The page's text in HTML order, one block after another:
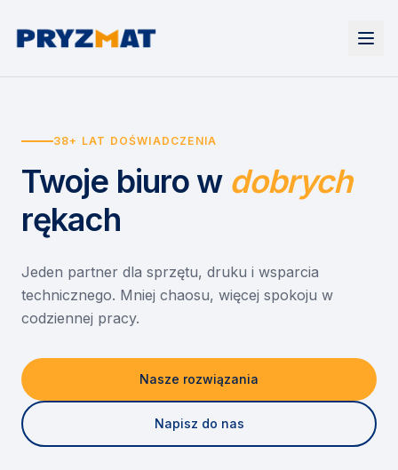
Urządzenia
Drukarki i urządzenia wielofunkcyjne
Etykiety i identyfikacja
Skanery i obieg dokumentów
Monitory interaktywne
Niszczarki dokumentów
Wynajem drukarek
Wynajem urządzeń biurowych
Asystent druku
EZD RP
Misja szkoła
Serwis
O nas
Kontakt
38+ LAT DOŚWIADCZENIA
Twoje biuro w dobrych
rękach
Jeden partner dla sprzętu, druku i wsparcia
technicznego. Mniej chaosu, więcej spokoju w
codziennej pracy.
Nasze rozwiązania
Napisz do nas